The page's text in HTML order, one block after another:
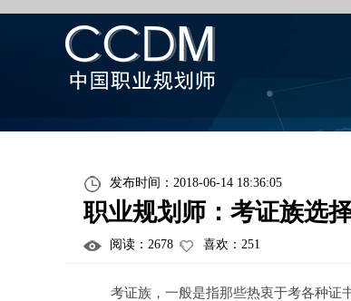
发布时间：2018-06-14 18:36:05
职业规划师：考证族选
阅读： 2678 喜欢： 251
考证族，一般是指那些热衷于考各种证书